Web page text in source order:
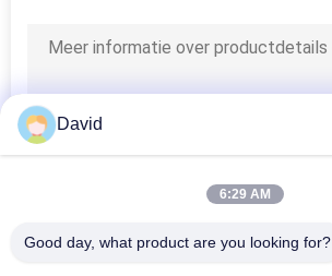
De Voering
remband
David
6:29 AM
Good day, what product are you looking for?